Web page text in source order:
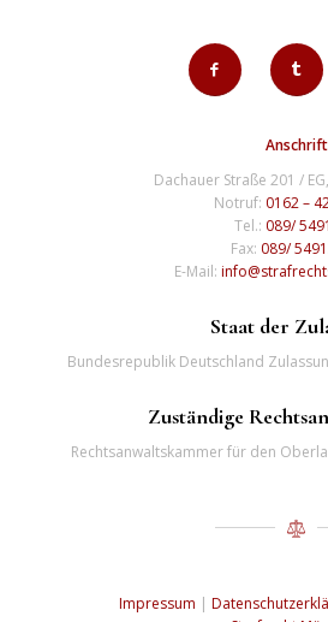
Anschrift
Dachauer Straße 201 /
Notruf: 0162 –
Tel.: 089/
Fax: 089/
E-Mail:
Staat der
Bundesrepublik Deutschland
Zuständige
Rechtsanwaltskammer für den
Impressum |